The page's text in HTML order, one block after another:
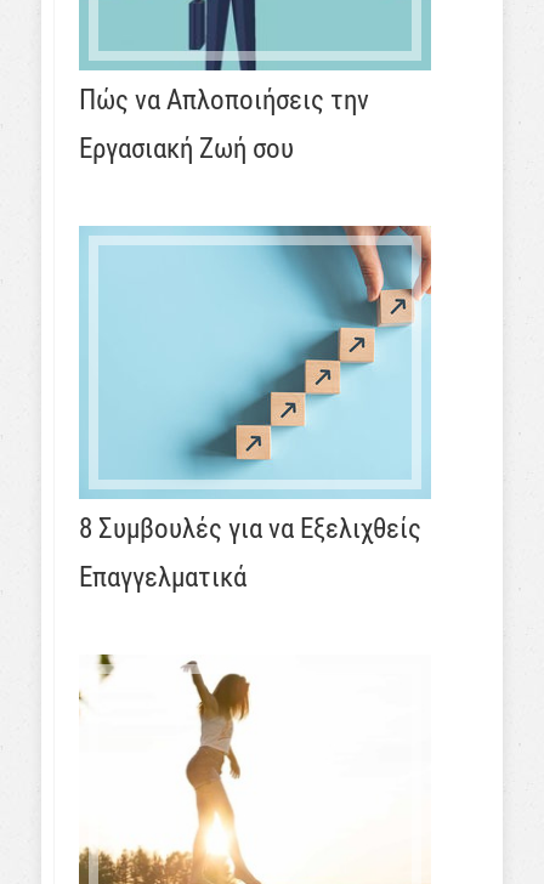
Πώς να Απλοποιήσεις την
Εργασιακή Ζωή σου
8 Συμβουλές για να Εξελιχθείς
Επαγγελματικά